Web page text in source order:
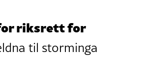
riksrett for
til storminga